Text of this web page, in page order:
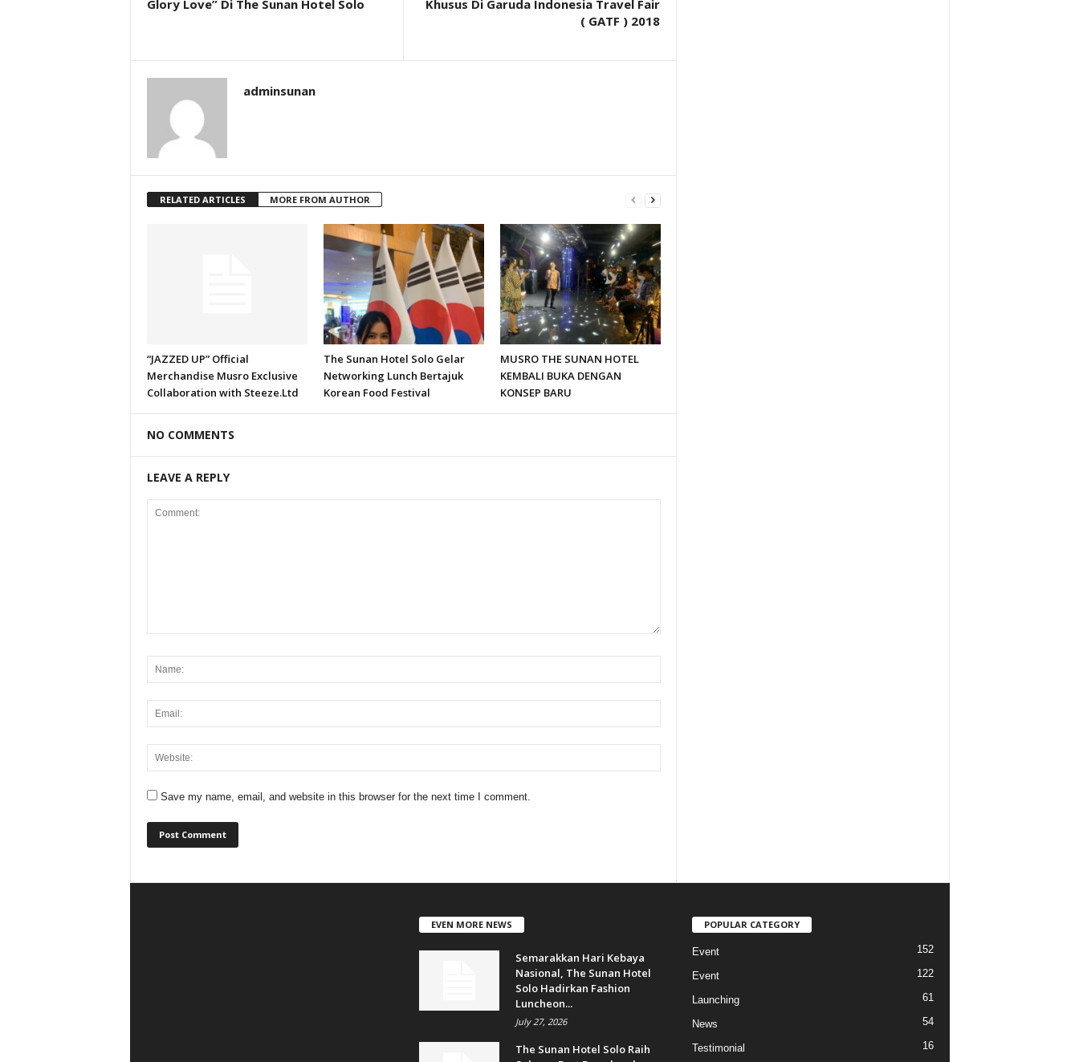
Glory Love” Di The Sunan Hotel Solo
Khusus Di Garuda Indonesia Travel Fair
( GATF ) 2018
adminsunan
RELATED ARTICLES MORE FROM AUTHOR
“JAZZED UP” Official
Merchandise Musro Exclusive
Collaboration with Steeze.Ltd
The Sunan Hotel Solo Gelar
Networking Lunch Bertajuk
Korean Food Festival
MUSRO THE SUNAN HOTEL
KEMBALI BUKA DENGAN
KONSEP BARU
NO COMMENTS
LEAVE A REPLY
Save my name, email, and website in this browser for the next time I comment.
EVEN MORE NEWS
Semarakkan Hari Kebaya
Nasional, The Sunan Hotel
Solo Hadirkan Fashion
Luncheon...
July 27, 2026
The Sunan Hotel Solo Raih
POPULAR CATEGORY
Event 152
Event 122
Launching 61
News 54
Testimonial 16